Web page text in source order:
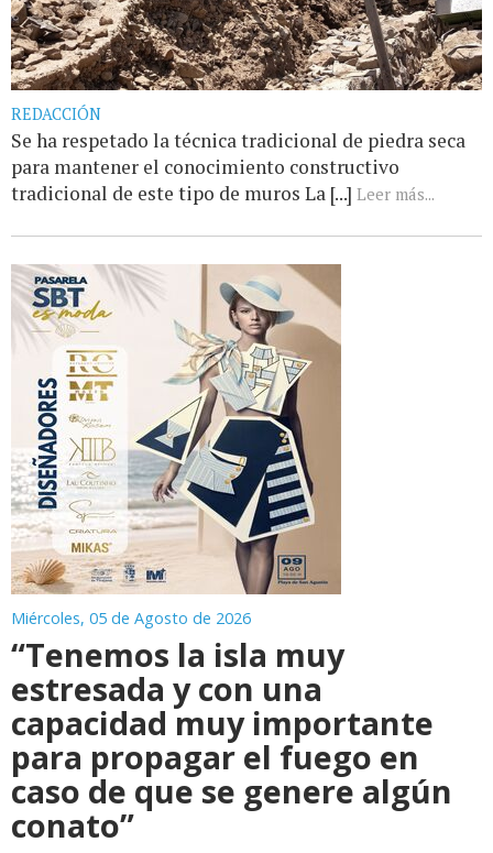
REDACCIÓN
Se ha respetado la técnica tradicional de piedra seca
para mantener el conocimiento constructivo
tradicional de este tipo de muros La [...] Leer más...
Miércoles, 05 de Agosto de 2026
“Tenemos la isla muy
estresada y con una
capacidad muy importante
para propagar el fuego en
caso de que se genere algún
conato”